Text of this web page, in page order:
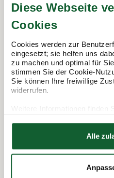
Diese Webseite
Cookies
Cookies werden zur
eingesetzt; sie helfen uns
zu machen und optimal für
stimmen Sie der Cookie-
Sie können Ihre freiwillige
widerrufen.
Datenschutzerklärung
Hier finden Sie unser
Alle